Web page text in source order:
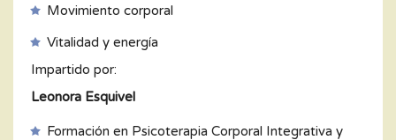
Movimiento corporal
Vitalidad y energía
Impartido por:
Leonora Esquivel
Formación en Psicoterapia Corporal Integrativa y